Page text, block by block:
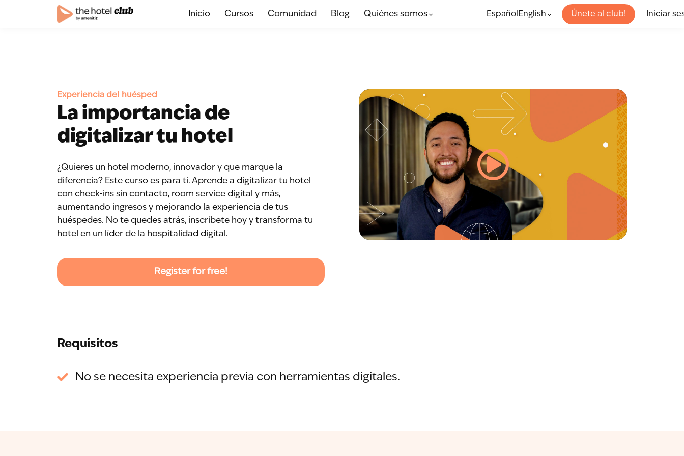
Inicio Cursos Comunidad Blog Quiénes somos EspañolEnglish Únete al club! Iniciar
Experiencia del huésped
La importancia de
digitalizar tu hotel
¿Quieres un hotel moderno, innovador y que marque la
diferencia? Este curso es para ti. Aprende a digitalizar tu hotel
con check-ins sin contacto, room service digital y más,
aumentando ingresos y mejorando la experiencia de tus
huéspedes. No te quedes atrás, inscríbete hoy y transforma tu
hotel en un líder de la hospitalidad digital.
Register for free!
Requisitos
No se necesita experiencia previa con herramientas digitales.